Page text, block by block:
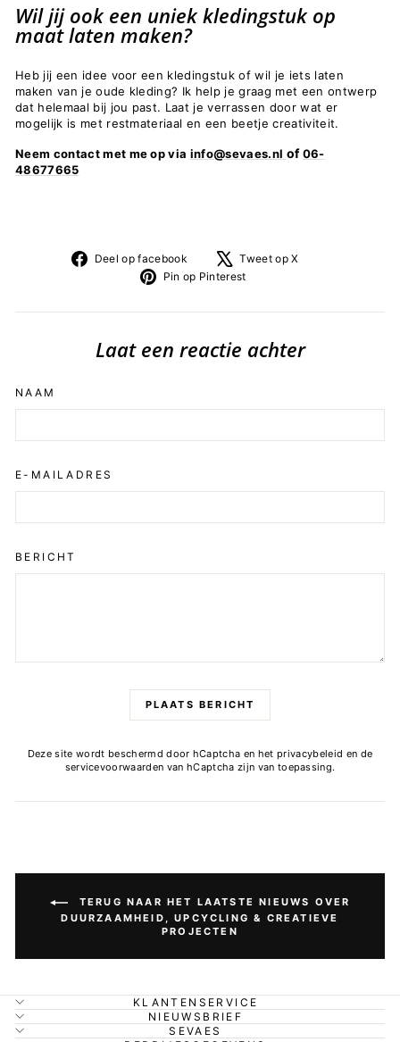
Wil jij ook een uniek kledingstuk op
maat laten maken?
Heb jij een idee voor een kledingstuk of wil je iets laten
maken van je oude kleding? Ik help je graag met een ontwerp
dat helemaal bij jou past. Laat je verrassen door wat er
mogelijk is met restmateriaal en een beetje creativiteit.
Neem contact met me op via info@sevaes.nl of06-
48677665
Deel op facebook
Deel
op
Tweet op X
Pin op Pinterest
Laat een reactie achter
NAAM
E-MAILADRES
BERICHT
PLAATS BERICHT
Deze site wordt beschermd door hCaptcha en hetprivacybeleid en de
servicevoorwaarden van hCaptcha zijn van toepassing.
TERUG NAAR HET LAATSTE NIEUWS OVER
DUURZAAMHEID, UPCYCLING & CREATIEVE
PROJECTEN
KLANTENSERVICE
NIEUWSBRIEF
SEVAES